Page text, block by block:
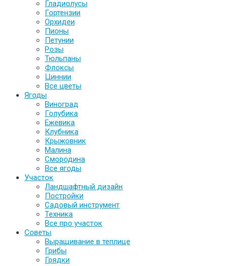
Гладиолусы
Гортензии
Орхидеи
Пионы
Петунии
Розы
Тюльпаны
Флоксы
Циннии
Все цветы
Ягоды
Виноград
Голубика
Ежевика
Клубника
Крыжовник
Малина
Смородина
Все ягоды
Участок
Ландшафтный дизайн
Постройки
Садовый инструмент
Техника
Все про участок
Советы
Выращивание в теплице
Грибы
Грядки